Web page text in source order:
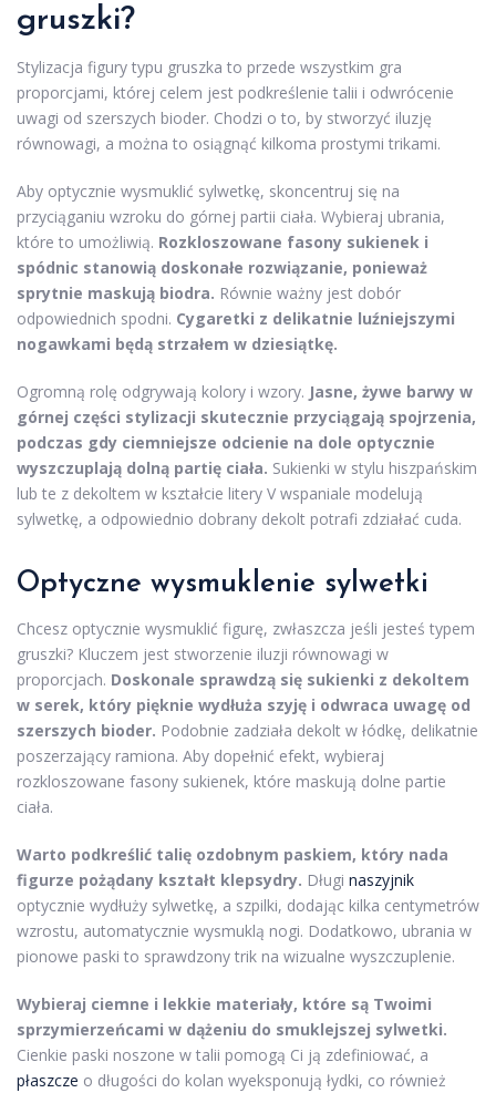
gruszki?
Stylizacja figury typu gruszka to przede wszystkim gra
proporcjami, której celem jest podkreślenie talii i odwrócenie
uwagi od szerszych bioder. Chodzi o to, by stworzyć iluzję
równowagi, a można to osiągnąć kilkoma prostymi trikami.
Aby optycznie wysmuklić sylwetkę, skoncentruj się na
przyciąganiu wzroku do górnej partii ciała. Wybieraj ubrania,
które to umożliwią. Rozkloszowane fasony sukienek i
spódnic stanowią doskonałe rozwiązanie, ponieważ
sprytnie maskują biodra. Równie ważny jest dobór
odpowiednich spodni. Cygaretki z delikatnie luźniejszymi
nogawkami będą strzałem w dziesiątkę.
Ogromną rolę odgrywają kolory i wzory. Jasne, żywe barwy w
górnej części stylizacji skutecznie przyciągają spojrzenia,
podczas gdy ciemniejsze odcienie na dole optycznie
wyszczuplają dolną partię ciała. Sukienki w stylu hiszpańskim
lub te z dekoltem w kształcie litery V wspaniale modelują
sylwetkę, a odpowiednio dobrany dekolt potrafi zdziałać cuda.
Optyczne wysmuklenie sylwetki
Chcesz optycznie wysmuklić figurę, zwłaszcza jeśli jesteś typem
gruszki? Kluczem jest stworzenie iluzji równowagi w
proporcjach. Doskonale sprawdzą się sukienki z dekoltem
w serek, który pięknie wydłuża szyję i odwraca uwagę od
szerszych bioder. Podobnie zadziała dekolt w łódkę, delikatnie
poszerzający ramiona. Aby dopełnić efekt, wybieraj
rozkloszowane fasony sukienek, które maskują dolne partie
ciała.
Warto podkreślić talię ozdobnym paskiem, który nada
figurze pożądany kształt klepsydry. Długi naszyjnik
optycznie wydłuży sylwetkę, a szpilki, dodając kilka centymetrów
wzrostu, automatycznie wysmuklą nogi. Dodatkowo, ubrania w
pionowe paski to sprawdzony trik na wizualne wyszczuplenie.
Wybieraj ciemne i lekkie materiały, które są Twoimi
sprzymierzeńcami w dążeniu do smuklejszej sylwetki.
Cienkie paski noszone w talii pomogą Ci ją zdefiniować, a
płaszcze o długości do kolan wyeksponują łydki, co również